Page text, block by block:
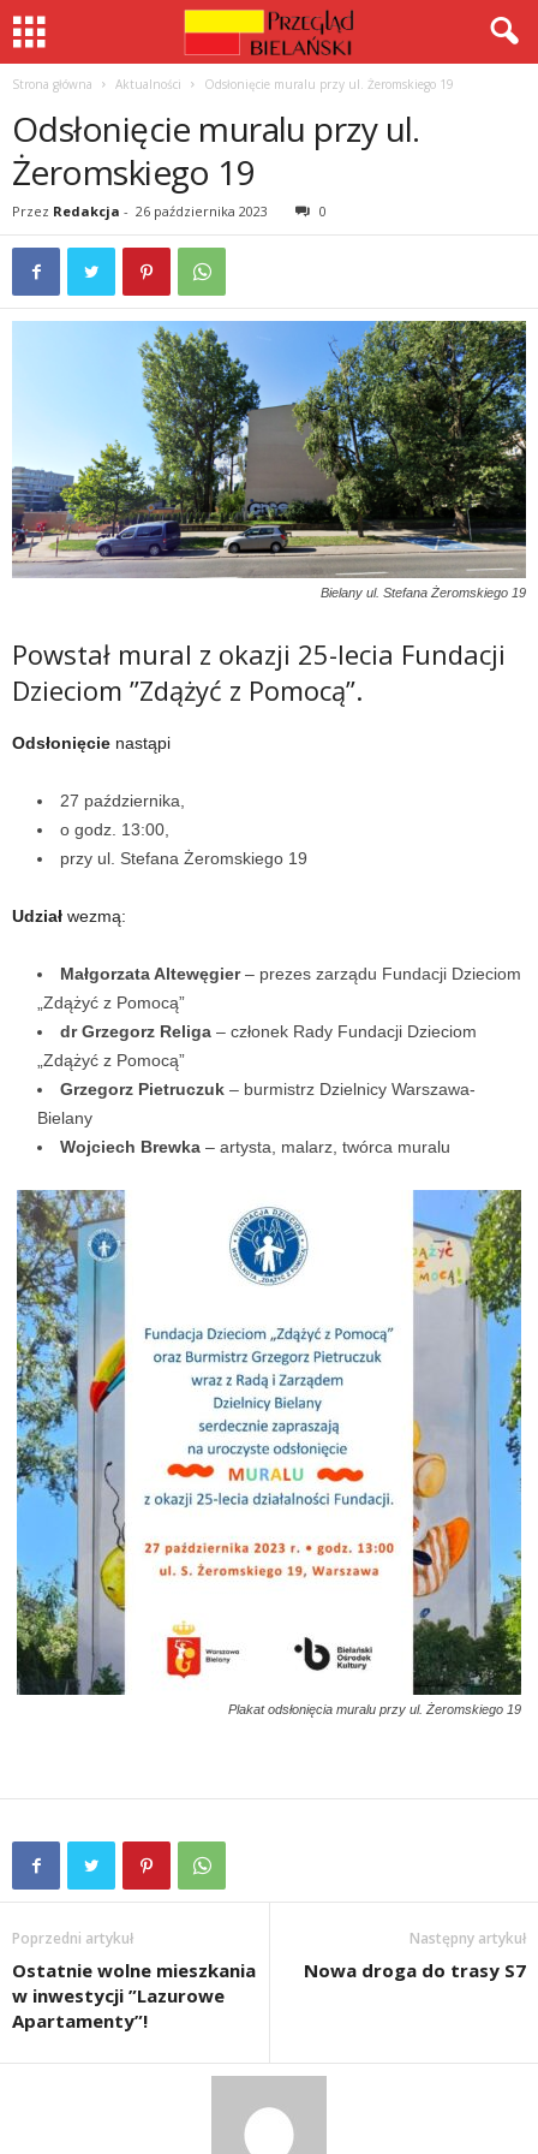
Strona główna Aktualności Odsłonięcie muralu przy ul. Żeromskiego 19
Odsłonięcie muralu przy ul.
Żeromskiego 19
Przez Redakcja - 26 października 2023 0
Bielany ul. Stefana Żeromskiego 19
Powstał mural z okazji 25-lecia Fundacji
Dzieciom ”Zdążyć z Pomocą”.
Odsłonięcie nastąpi
27 października,
o godz. 13:00,
przy ul. Stefana Żeromskiego 19
Udział wezmą:
Małgorzata Altewęgier– prezes zarządu Fundacji Dzieciom
„Zdążyć z Pomocą”
dr Grzegorz Religa – członek Rady Fundacji Dzieciom
„Zdążyć z Pomocą”
Grzegorz Pietruczuk – burmistrz Dzielnicy Warszawa-
Bielany
Wojciech Brewka – artysta, malarz, twórca muralu
Plakat odsłonięcia muralu przy ul. Żeromskiego 19
Poprzedni artykuł
Ostatnie wolne mieszkania
w inwestycji ”Lazurowe
Apartamenty”!
Następny artykuł
Nowa droga do trasy S7